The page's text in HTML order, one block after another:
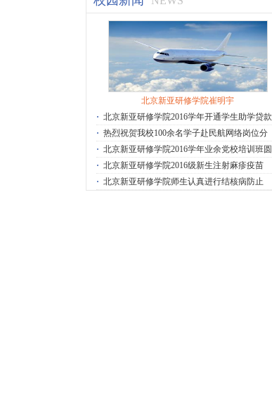
北京新亚研修学院崔明宇
· 北京新亚研修学院2016学年开通学生助学贷款
· 热烈祝贺我校100余名学子赴民航网络岗位分
· 北京新亚研修学院2016学年业余党校培训班圆
· 北京新亚研修学院2016级新生注射麻疹疫苗
· 北京新亚研修学院师生认真进行结核病防止